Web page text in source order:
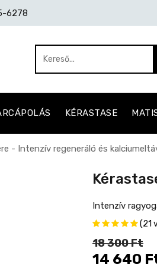
6278
KÉRASTASE
- Intenzív regeneráló és
Intenzív
(21
18 300 Ft
14 640